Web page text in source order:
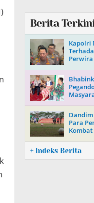
Berita
Kapolri
Para
Kombat
+ Indeks Berita